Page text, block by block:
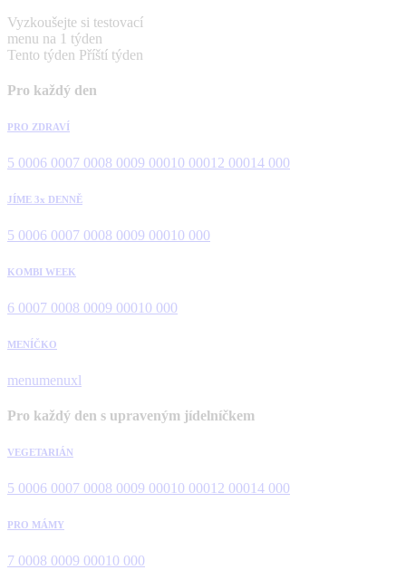
Vyzkoušejte si testovací
menu na 1 týden
Tento týden Příští týden
Pro každý den
PRO ZDRAVÍ
5 0006 0007 0008 0009 00010 00012 00014 000
JÍME 3x DENNĚ
5 0006 0007 0008 0009 00010 000
KOMBI WEEK
6 0007 0008 0009 00010 000
MENÍČKO
menumenuxl
Pro každý den s upraveným jídelníčkem
VEGETARIÁN
5 0006 0007 0008 0009 00010 00012 00014 000
PRO MÁMY
7 0008 0009 00010 000